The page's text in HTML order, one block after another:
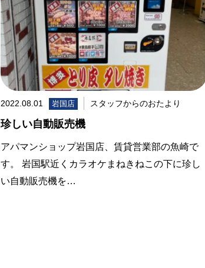
2022.08.01 岩国店 スタッフからのおたより
珍しい自動販売機
アパマンショップ岩国店、賃貸営業部の魚崎で
す。 岩国駅近くカラオケまねきねこの下に珍し
い自動販売機を…